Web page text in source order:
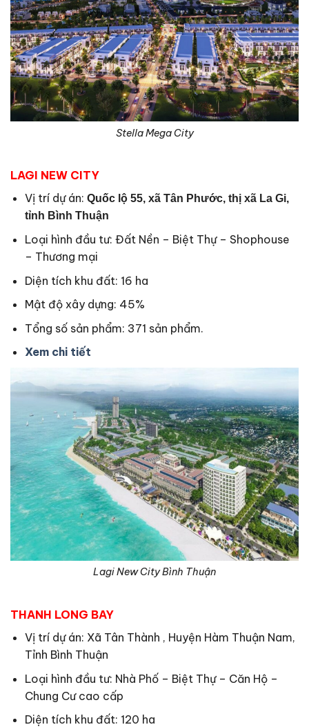
Stella Mega City
LAGI NEW CITY
Vị trí dự án: Quốc lộ 55, xã Tân Phước, thị xã La Gi,
tỉnh Bình Thuận
Loại hình đầu tư: Đất Nền – Biệt Thự – Shophouse
– Thương mại
Diện tích khu đất: 16 ha
Mật độ xây dựng: 45%
Tổng số sản phẩm: 371 sản phẩm.
Xem chi tiết
Lagi New City Bình Thuận
THANH LONG BAY
Vị trí dự án: Xã Tân Thành , Huyện Hàm Thuận Nam,
Tỉnh Bình Thuận
Loại hình đầu tư: Nhà Phố – Biệt Thự – Căn Hộ –
Chung Cư cao cấp
Diện tích khu đất: 120 ha